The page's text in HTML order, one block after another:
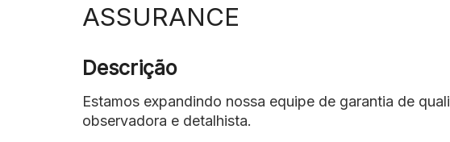
ASSURANCE
Descrição
Estamos expandindo nossa equipe de garantia de
observadora e detalhista.